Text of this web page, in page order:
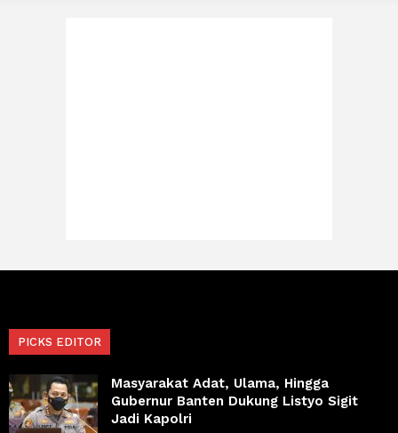
PICKS EDITOR
Masyarakat Adat, Ulama, Hingga
Gubernur Banten Dukung Listyo Sigit
Jadi Kapolri